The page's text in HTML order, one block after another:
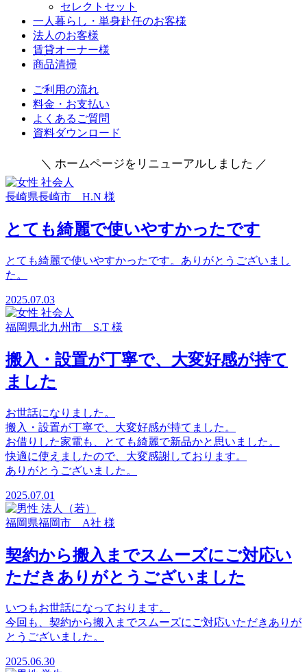
セレクトセット
一人暮らし・単身赴任のお客様
法人のお客様
賃貸オーナー様
商品清掃
ご利用の流れ
料金・お支払い
よくあるご質問
資料ダウンロード
＼ ホームページをリニューアルしました ／
長崎県長崎市 H.N 様
とても綺麗で使いやすかったです
とても綺麗で使いやすかったです。ありがとうございまし
た。
2025.07.03
福岡県北九州市 S.T 様
搬入・設置が丁寧で、大変好感が持て
ました
お世話になりました。
搬入・設置が丁寧で、大変好感が持てました。
お借りした家電も、とても綺麗で新品かと思いました。
快適に使えましたので、大変感謝しております。
ありがとうございました。
2025.07.01
福岡県福岡市 A社 様
契約から搬入までスムーズにご対応い
ただきありがとうございました
いつもお世話になっております。
今回も、契約から搬入までスムーズにご対応いただきありが
とうございました。
2025.06.30